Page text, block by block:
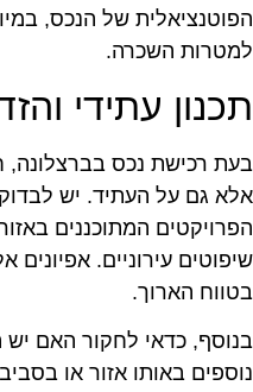
של הנכס,
השכרה.
עתידי
רכישת נכס בברצלונה,
גם על העתיד. יש
המתוכננים
עירוניים. אפיונים
הארוך.
כדאי לחקור האם יש
באותו אזור או